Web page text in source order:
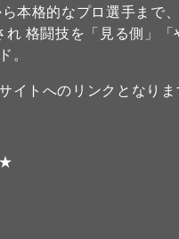
本格的なプロ選手まで
格闘技を「見る側」
。
トへのリンクとなりま